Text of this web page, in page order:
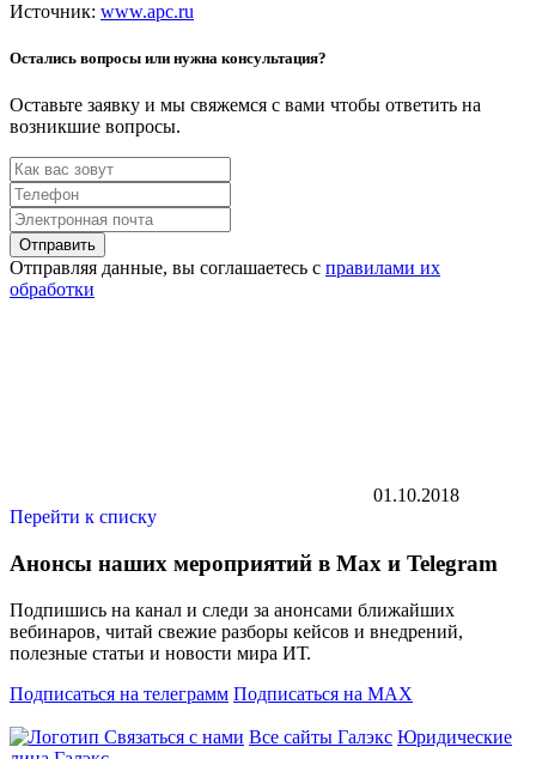
Источник: www.apc.ru
Остались вопросы или нужна консультация?
Оставьте заявку и мы свяжемся с вами чтобы ответить на
возникшие вопросы.
Отправить
Отправляя данные, вы соглашаетесь с правилами их
обработки
01.10.2018
Перейти к списку
Анонсы наших мероприятий в Max и Telegram
Подпишись на канал и следи за анонсами ближайших
вебинаров, читай свежие разборы кейсов и внедрений,
полезные статьи и новости мира ИТ.
Подписаться на телеграмм Подписаться на MAX
Связаться с нами Все сайты Галэкс Юридические